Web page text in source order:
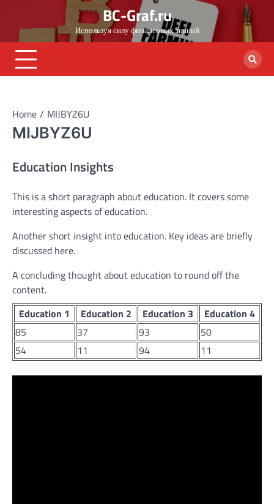
content
BC-Graf.ru
Используя силу финансовых знаний
Home MIJBYZ6U
MIJBYZ6U
Education Insights
This is a short paragraph about education. It covers some
interesting aspects of education.
Another short insight into education. Key ideas are briefly
discussed here.
A concluding thought about education to round off the
content.
Education 1
Education 2 Education 3
Education 4
85
37 93
50
54
11 94 11